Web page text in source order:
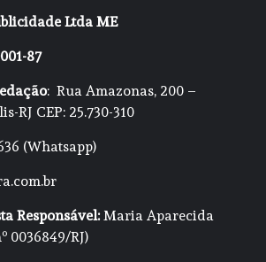
Ltda ME
87
: Rua Amazonas, 200 –
RJ CEP: 25.730-310
(Whatsapp)
Responsável:Maria Aparecida
0036849/RJ)